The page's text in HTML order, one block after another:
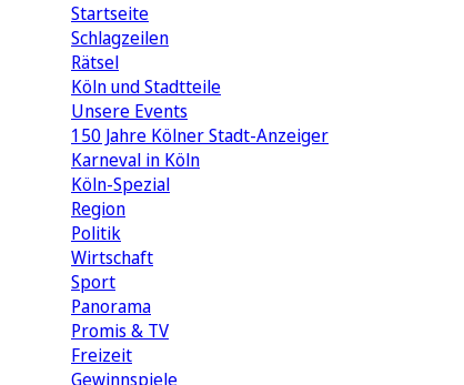
Startseite
Schlagzeilen
Rätsel
Köln und Stadtteile
Unsere Events
150 Jahre Kölner Stadt-Anzeiger
Karneval in Köln
Köln-Spezial
Region
Politik
Wirtschaft
Sport
Panorama
Promis & TV
Freizeit
Gewinnspiele